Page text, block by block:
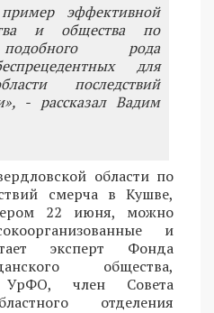
эффективной
и общества по
рода
для
последствий
- рассказал Вадим
области по
смерча в Кушве,
22 июня, можно
и
эксперт Фонда
общества,
УрФО, член Совета
отделения